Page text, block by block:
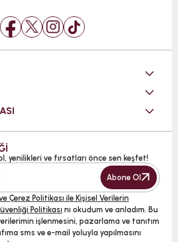
yenilikleri ve fırsatları önce sen keşfet!
Abone Ol
Çerez Politikası ile Kişisel Verilerin
Politikası nı okudum ve anladım. Bu
işlenmesini, pazarlama ve tanıtım
sms ve e-mail yoluyla yapılmasını